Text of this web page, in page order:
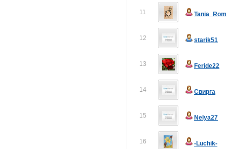
11 Tania_Rom
12 starik51
13 Feride22
14 Свирга
15 Nelya27
16 -Luchik-